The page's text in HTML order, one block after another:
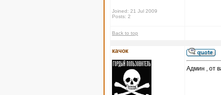
Joined: 21 Jul 2009
Posts: 2
Back to top
качок
Админ , от